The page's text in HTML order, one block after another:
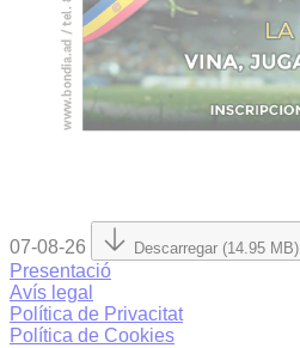
07-08-26 Descarregar (14.95 MB)
Presentació
Avís legal
Política de Privacitat
Política de Cookies